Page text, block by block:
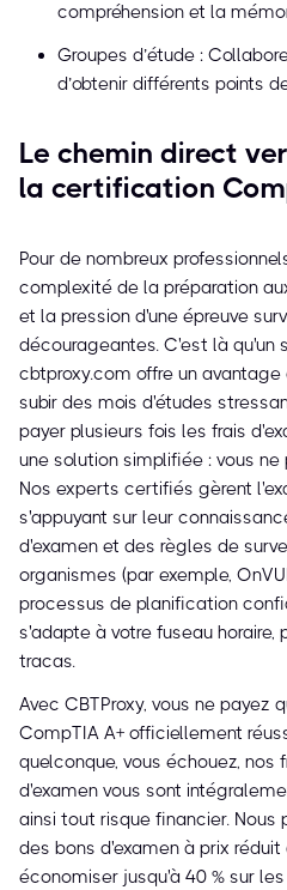
compréhension et la
Groupes d’étude :
d’obtenir différents points
Le chemin direct
la certification
Pour de nombreux
complexité de la préparation
et la pression d'une épreuve
décourageantes. C'est là qu'un
cbtproxy.com offre un avantage
subir des mois d'études
payer plusieurs fois les frais
une solution simplifiée : vous
Nos experts certifiés gèrent
s'appuyant sur leur
d'examen et des règles de
organismes (par exemple,
processus de planification
s'adapte à votre fuseau horaire,
tracas.
Avec CBTProxy, vous ne payez
CompTIA A+ officiellement
quelconque, vous échouez, nos
d'examen vous sont
ainsi tout risque financier. Nous
des bons d'examen à prix réduit
économiser jusqu'à 40 % sur